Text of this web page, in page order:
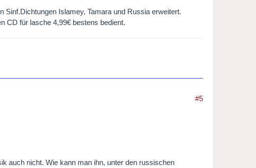
Islamey, Tamara und Russia erweitert.
CD für lasche 4,99€ bestens bedient.
#5
auch nicht. Wie kann man ihn, unter den russischen